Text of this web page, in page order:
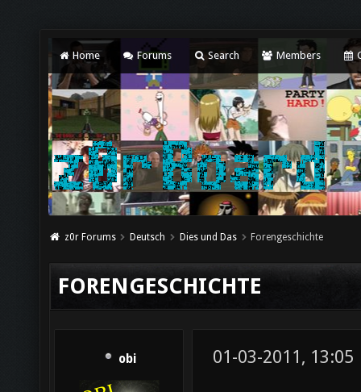
Home Forums Search Members
z0r Forums Deutsch Dies und Das Forengeschichte
FORENGESCHICHTE
obi 01-03-2011, 13:05